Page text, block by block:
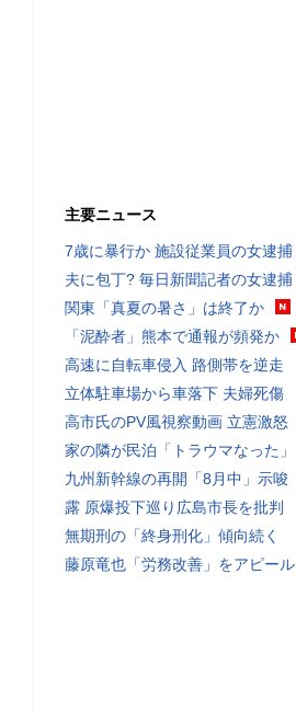
主要ニュース
7歳に暴行か 施設従業員の女逮捕
夫に包丁? 毎日新聞記者の女逮捕
関東「真夏の暑さ」は終了か
「泥酔者」熊本で通報が頻発か
高速に自転車侵入 路側帯を逆走
立体駐車場から車落下 夫婦死傷
高市氏のPV風視察動画 立憲激怒
家の隣が民泊「トラウマなった」
九州新幹線の再開「8月中」示唆
露 原爆投下巡り広島市長を批判
無期刑の「終身刑化」傾向続く
藤原竜也「労務改善」をアピール